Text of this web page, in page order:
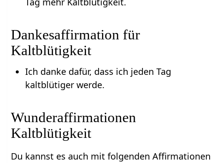
Dankesaffirmation für
Kaltblütigkeit
Ich danke dafür, dass ich jeden Tag
kaltblütiger werde.
Wunderaffirmationen
Kaltblütigkeit
Du kannst es auch mit folgenden Affirmationen